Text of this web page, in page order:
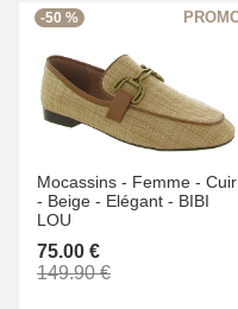
-50 %
Mocassins - Femme - Cuir
- Beige - Elégant - BIBI
LOU
75.00 €
149.90 €